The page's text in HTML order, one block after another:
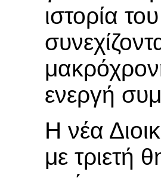
ιστορία
ενεργή
Η νέα
με τριετή